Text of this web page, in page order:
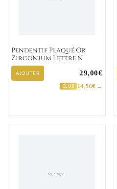
Pendentif Plaqué Or
Zirconium Lettre N
AJOUTER 29,00€
CLUB 14,50€ →